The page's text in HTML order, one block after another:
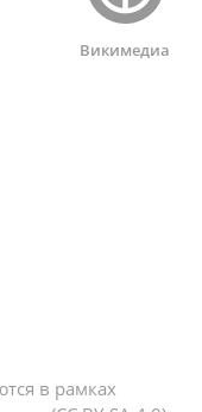
Викимедиа
в рамках